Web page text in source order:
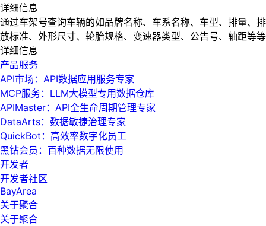
详细信息
通过车架号查询车辆的如品牌名称、车系名称、车型、排量、排
放标准、外形尺寸、轮胎规格、变速器类型、公告号、轴距等等
详细信息
产品服务
API市场：API数据应用服务专家
MCP服务：LLM大模型专用数据仓库
APIMaster：API全生命周期管理专家
DataArts：数据敏捷治理专家
QuickBot：高效率数字化员工
黑钻会员：百种数据无限使用
开发者
开发者社区
BayArea
关于聚合
关于聚合